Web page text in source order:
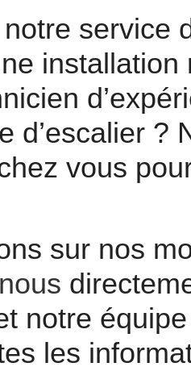
service
d’escalier ?
vous
sur nos
notre
les